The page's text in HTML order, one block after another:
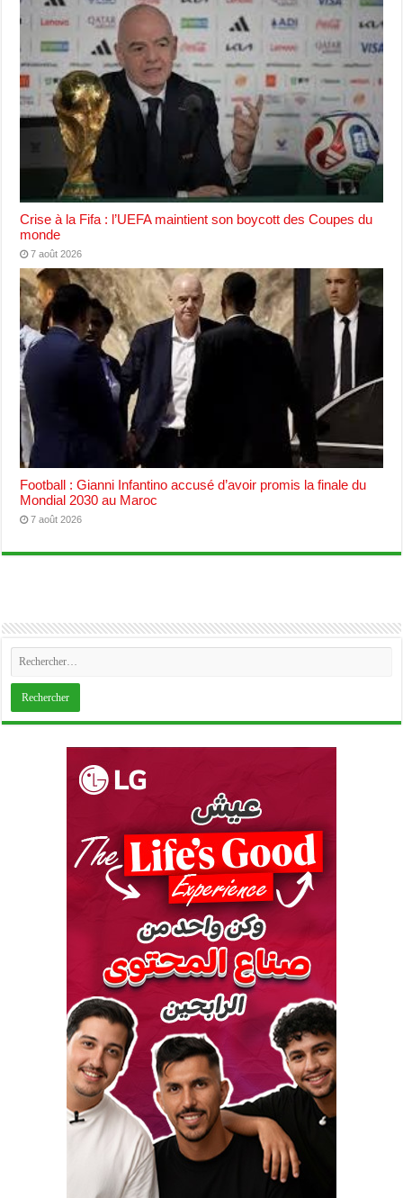
Crise à la Fifa : l’UEFA maintient son boycott des Coupes du
monde
7 août 2026
Football : Gianni Infantino accusé d’avoir promis la finale du
Mondial 2030 au Maroc
7 août 2026